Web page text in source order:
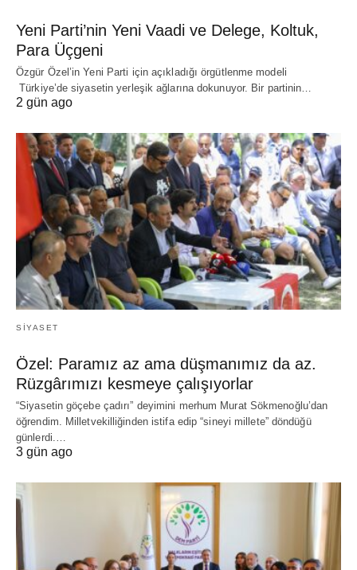
Yeni Parti’nin Yeni Vaadi ve Delege, Koltuk,
Para Üçgeni
Özgür Özel’in Yeni Parti için açıkladığı örgütlenme modeli
Türkiye’de siyasetin yerleşik ağlarına dokunuyor. Bir partinin…
2 gün ago
SIYASET
Özel: Paramız az ama düşmanımız da az.
Rüzgârımızı kesmeye çalışıyorlar
“Siyasetin göçebe çadırı” deyimini merhum Murat Sökmenoğlu’dan
öğrendim. Milletvekilliğinden istifa edip “sineyi millete” döndüğü
günlerdi.…
3 gün ago